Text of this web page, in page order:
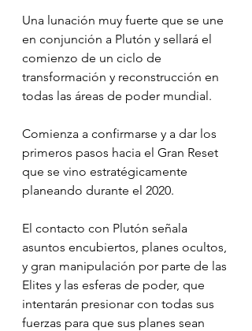
Una lunación muy fuerte que se une
en conjunción a Plutón y sellará el
comienzo de un ciclo de
transformación y reconstrucción en
todas las áreas de poder mundial.
Comienza a confirmarse y a dar los
primeros pasos hacia el Gran Reset
que se vino estratégicamente
planeando durante el 2020.
El contacto con Plutón señala
asuntos encubiertos, planes ocultos,
y gran manipulación por parte de las
Elites y las esferas de poder, que
intentarán presionar con todas sus
fuerzas para que sus planes sean